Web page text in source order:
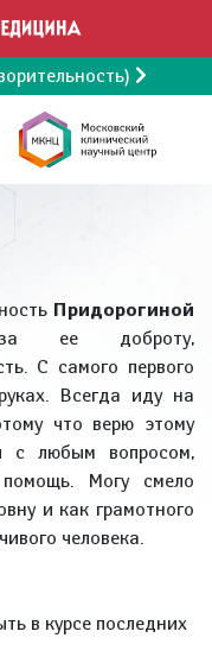
Придорогиной
ее доброту,
С самого первого
Всегда иду на
что верю этому
с любым вопросом,
Могу смело
и как грамотного
человека.
в курсе последних